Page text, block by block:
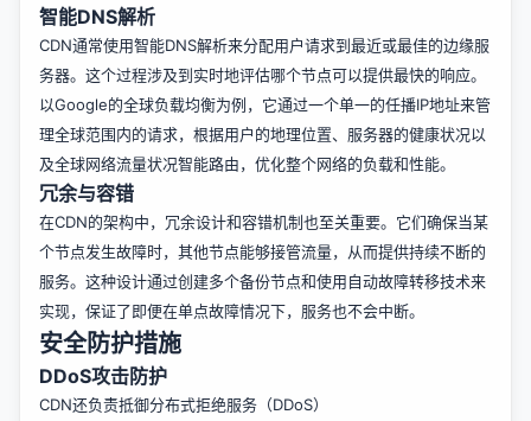
智能DNS解析
CDN通常使用智能DNS解析来分配用户请求到最近或最佳的边缘服
务器。这个过程涉及到实时地评估哪个节点可以提供最快的响应。
以Google的全球负载均衡为例，它通过一个单一的任播IP地址来管
理全球范围内的请求，根据用户的地理位置、服务器的健康状况以
及全球网络流量状况智能路由，优化整个网络的负载和性能。
冗余与容错
在CDN的架构中，冗余设计和容错机制也至关重要。它们确保当某
个节点发生故障时，其他节点能够接管流量，从而提供持续不断的
服务。这种设计通过创建多个备份节点和使用自动故障转移技术来
实现，保证了即便在单点故障情况下，服务也不会中断。
安全防护措施
DDoS攻击防护
CDN还负责抵御分布式拒绝服务（DDoS）